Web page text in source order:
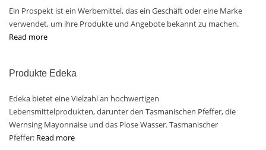
Ein Prospekt ist ein Werbemittel, das ein Geschäft oder eine Marke
verwendet, um ihre Produkte und Angebote bekannt zu machen.
Read more
Produkte Edeka
Edeka bietet eine Vielzahl an hochwertigen
Lebensmittelprodukten, darunter den Tasmanischen Pfeffer, die
Wernsing Mayonnaise und das Plose Wasser. Tasmanischer
Pfeffer: Read more